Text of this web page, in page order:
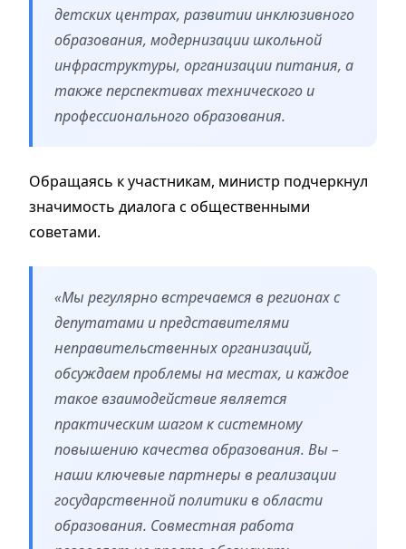
детских центрах, развитии инклюзивного
образования, модернизации школьной
инфраструктуры, организации питания, а
также перспективах технического и
профессионального образования.
Обращаясь к участникам, министр подчеркнул
значимость диалога с общественными
советами.
«Мы регулярно встречаемся в регионах с
депутатами и представителями
неправительственных организаций,
обсуждаем проблемы на местах, и каждое
такое взаимодействие является
практическим шагом к системному
повышению качества образования. Вы –
наши ключевые партнеры в реализации
государственной политики в области
образования. Совместная работа